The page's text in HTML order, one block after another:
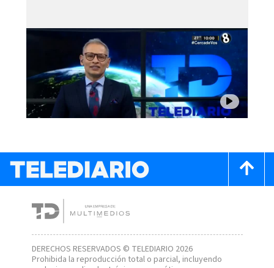
DERECHOS RESERVADOS © TELEDIARIO 2026
Prohibida la reproducción total o parcial, incluyendo